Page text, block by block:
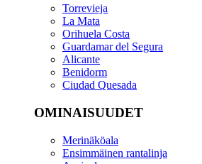
Torrevieja
La Mata
Orihuela Costa
Guardamar del Segura
Alicante
Benidorm
Ciudad Quesada
OMINAISUUDET
Merinäköala
Ensimmäinen rantalinja